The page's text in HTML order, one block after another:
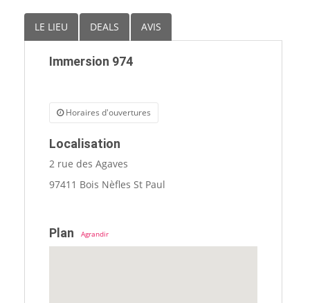
LE LIEU DEALS AVIS
Immersion 974
Horaires d'ouvertures
Localisation
2 rue des Agaves
97411 Bois Nèfles St Paul
Plan Agrandir